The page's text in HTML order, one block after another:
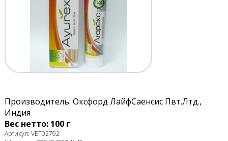
Производитель: Оксфорд ЛайфСаенсис Пвт.Лтд.,
Индия
Вес нетто: 100 г
Артикул: VET02792